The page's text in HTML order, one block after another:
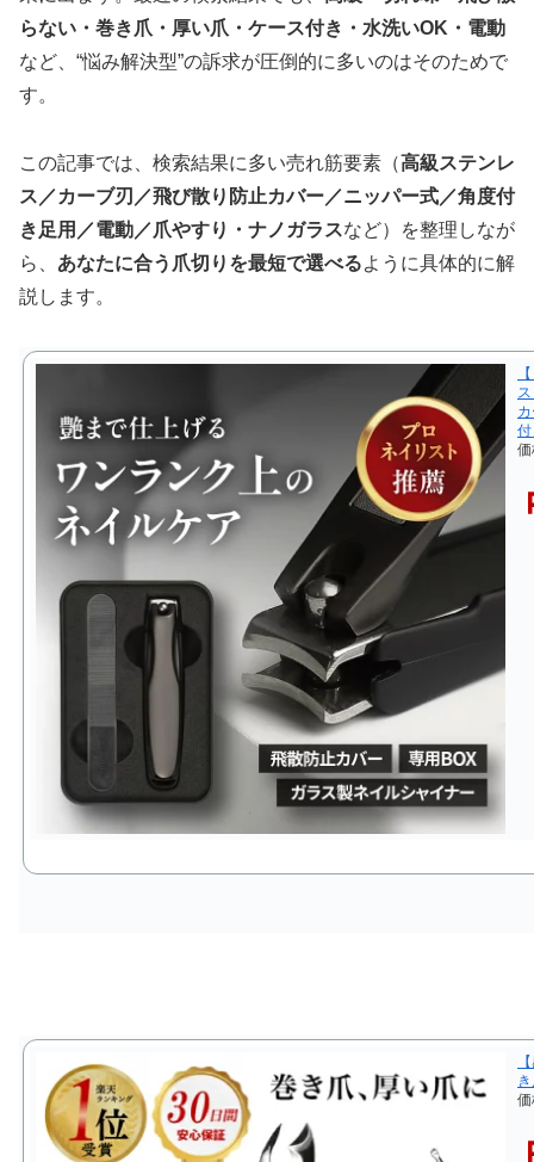
らない・巻き爪・厚い爪・ケース付き・水洗いOK・電動
など、“悩み解決型”の訴求が圧倒的に多いのはそのためで
す。
この記事では、検索結果に多い売れ筋要素（高級ステンレ
ス／カーブ刃／飛び散り防止カバー／ニッパー式／角度付
き足用／電動／爪やすり・ナノガラスなど）を整理しなが
ら、 あなたに合う爪切りを最短で選べるように具体的に解
説します。